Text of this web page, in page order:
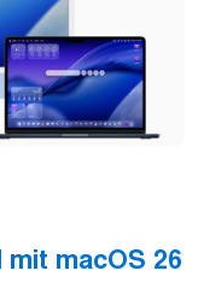
macOS 26